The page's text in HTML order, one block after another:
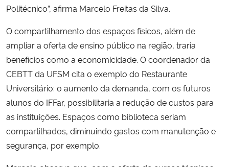
Politécnico”, afirma Marcelo Freitas da Silva.
O compartilhamento dos espaços físicos, além de
ampliar a oferta de ensino público na região, traria
benefícios como a economicidade. O coordenador da
CEBTT da UFSM cita o exemplo do Restaurante
Universitário: o aumento da demanda, com os futuros
alunos do IFFar, possibilitaria a redução de custos para
as instituições. Espaços como biblioteca seriam
compartilhados, diminuindo gastos com manutenção e
segurança, por exemplo.